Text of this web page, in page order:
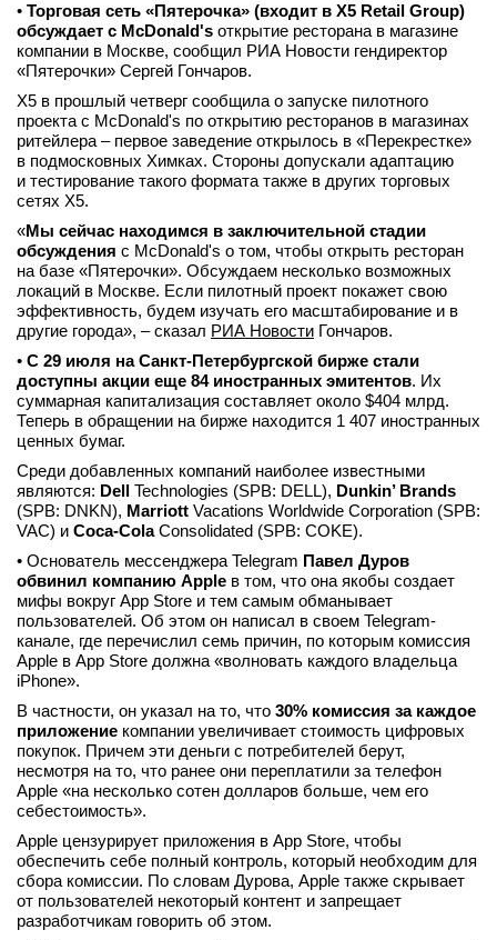
• Торговая сеть «Пятерочка» (входит в X5 Retail Group)
обсуждает с McDonald's открытие ресторана в магазине
компании в Москве, сообщил РИА Новости гендиректор
«Пятерочки» Сергей Гончаров.
X5 в прошлый четверг сообщила о запуске пилотного
проекта с McDonald's по открытию ресторанов в магазинах
ритейлера – первое заведение открылось в «Перекрестке»
в подмосковных Химках. Стороны допускали адаптацию
и тестирование такого формата также в других торговых
сетях Х5.
«Мы сейчас находимся в заключительной стадии
обсуждения с McDonald's о том, чтобы открыть ресторан
на базе «Пятерочки». Обсуждаем несколько возможных
локаций в Москве. Если пилотный проект покажет свою
эффективность, будем изучать его масштабирование и в
другие города», – сказал РИА Новости Гончаров.
• С 29 июля на Санкт-Петербургской бирже стали
доступны акции еще 84 иностранных эмитентов. Их
суммарная капитализация составляет около $404 млрд.
Теперь в обращении на бирже находится 1 407 иностранных
ценных бумаг.
Среди добавленных компаний наиболее известными
являются: Dell Technologies (SPB: DELL), Dunkin’ Brands
(SPB: DNKN), Marriott Vacations Worldwide Corporation (SPB:
VAC) и Coca-ColaConsolidated (SPB: COKE).
• Основатель мессенджера Telegram Павел Дуров
обвинил компанию Apple в том, что она якобы создает
мифы вокруг App Store и тем самым обманывает
пользователей. Об этом он написал в своем Telegram-
канале, где перечислил семь причин, по которым комиссия
Apple в App Store должна «волновать каждого владельца
iPhone».
В частности, он указал на то, что 30% комиссия за каждое
приложение компании увеличивает стоимость цифровых
покупок. Причем эти деньги с потребителей берут,
несмотря на то, что ранее они переплатили за телефон
Apple «на несколько сотен долларов больше, чем его
себестоимость».
Apple цензурирует приложения в App Store, чтобы
обеспечить себе полный контроль, который необходим для
сбора комиссии. По словам Дурова, Apple также скрывает
от пользователей некоторый контент и запрещает
разработчикам говорить об этом.